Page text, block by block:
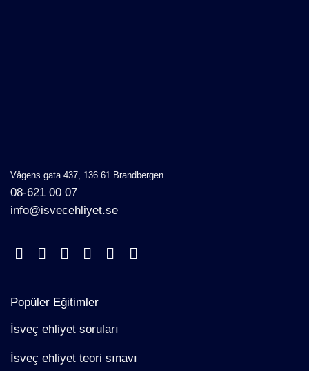
Vågens gata 437, 136 61 Brandbergen
08-621 00 07
info@isvecehliyet.se
Popüler Eğitimler
İsveç ehliyet soruları
İsveç ehliyet teori sınavı